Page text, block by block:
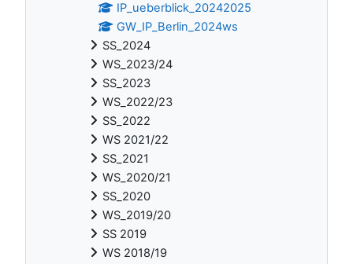
IP_ueberblick_20242025
GW_IP_Berlin_2024ws
SS_2024
WS_2023/24
SS_2023
WS_2022/23
SS_2022
WS 2021/22
SS_2021
WS_2020/21
SS_2020
WS_2019/20
SS 2019
WS 2018/19